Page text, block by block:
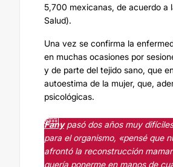
5,700 mexicanas, de acuerdo a
Salud).
Una vez se confirma la
en muchas ocasiones por
y de parte del tejido sano, que
autoestima de la mujer, que,
psicológicas.
Fanypasó dos años muy
para el organismo, «pensé que
afrontó la reconstrucción
quería ponerme en manos de